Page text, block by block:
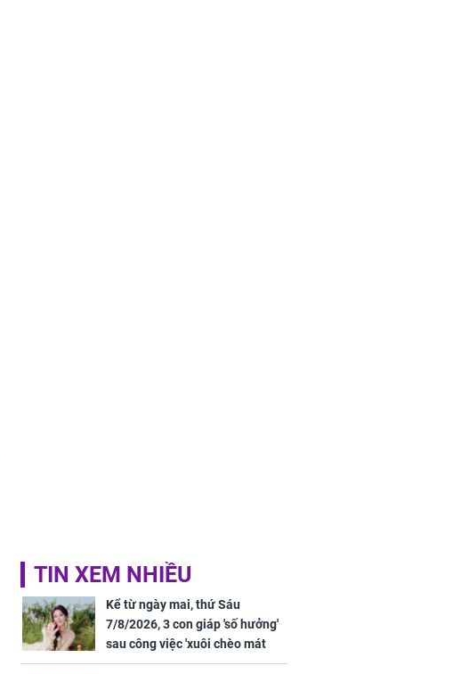
TIN XEM NHIỀU
Kể từ ngày mai, thứ Sáu
7/8/2026, 3 con giáp 'số hưởng'
sau công việc 'xuôi chèo mát
mái', tiền tài 'thu về như nước',